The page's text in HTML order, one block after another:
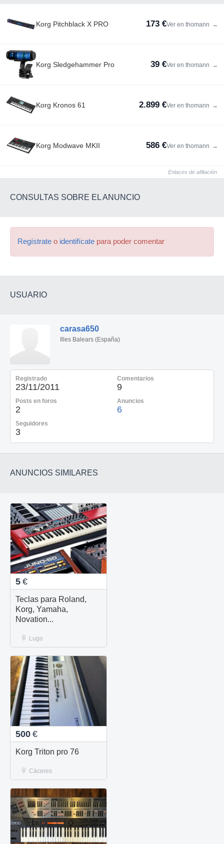
Korg Pitchblack X PRO 173 €Ver en thomann →
Korg Sledgehammer Pro 39 €Ver en thomann →
Korg Kronos 61 2.899 €Ver en thomann →
Korg Modwave MKII 586 €Ver en thomann →
Enlaces de afiliación
CONSULTAS SOBRE EL ANUNCIO
Regístrate o identifícate para poder comentar
USUARIO
carasa650
Illes Balears (España)
Registrado
23/11/2011
Comentarios
9
Posts en foros
2
Anuncios
6
Seguidores
3
ANUNCIOS SIMILARES
5 €
Teclas para Roland,
Korg, Yamaha,
Novation...
Lugo
500 €
Korg Triton pro 76
Cáceres